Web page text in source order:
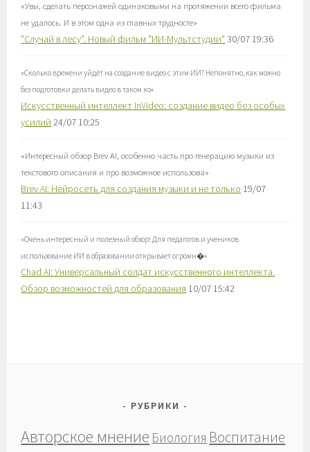
«Увы, сделать персонажей одинаковыми на протяжении всего фильма
не удалось. И в этом одна из главных трудносте»
"Случай в лесу". Новый фильм "ИИ-Мультстудии" 30/07 19:36
«Сколько времени уйдёт на создание видео с этим ИИ? Непонятно, как можно
без подготовки делать видео в таком ко»
Искусственный интеллект InVideo: создание видео без особых
усилий 24/07 10:25
«Интересный обзор Brev AI, особенно часть про генерацию музыки из
текстового описания и про возможное использова»
Brev AI: Нейросеть для создания музыки и не только 19/07
11:43
«Очень интересный и полезный обзор! Для педагогов и учеников
использование ИИ в образовании открывает огромн�»
Chad AI: Универсальный солдат искусственного интеллекта.
Обзор возможностей для образования 10/07 15:42
РУБРИКИ
Авторское мнение Биология Воспитание